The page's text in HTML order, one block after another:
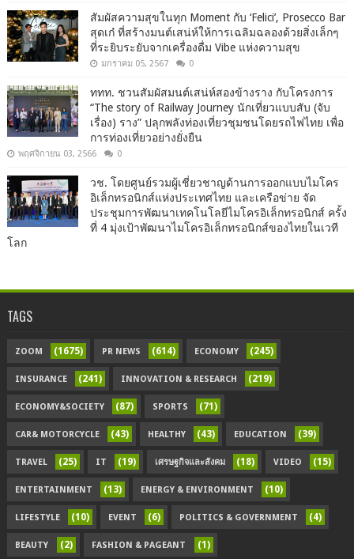
สัมผัสความสุขในทุก Moment กับ ‘Felici’, Prosecco Bar
สุดเก๋ ที่สร้างมนต์เสน่ห์ให้การเฉลิมฉลองด้วยสิ่งเล็กๆ
ที่ระยิบระยับจากเครื่องดื่ม Vibe แห่งความสุข
มกราคม 05, 2567 0
ททท. ชวนสัมผัสมนต์เสน่ห์สองข้างราง กับโครงการ
“The story of Railway Journey นักเที่ยวแบบสับ (จับ
เรื่อง) ราง” ปลุกพลังท่องเที่ยวชุมชนโดยรถไฟไทย เพื่อ
การท่องเที่ยวอย่างยั่งยืน
พฤศจิกายน 03, 2566 0
วช. โดยศูนย์รวมผู้เชี่ยวชาญด้านการออกแบบไมโคร
อิเล็กทรอนิกส์แห่งประเทศไทย และเครือข่าย จัด
ประชุมการพัฒนาเทคโนโลยีไมโครอิเล็กทรอนิกส์ ครั้ง
ที่ 4 มุ่งเป้าพัฒนาไมโครอิเล็กทรอนิกส์ของไทยในเวที
โลก
TAGS
ZOOM (1675) PR NEWS (614) ECONOMY (245)
INSURANCE (241) INNOVATION & RESEARCH (219)
ECONOMY&SOCIETY (87) SPORTS (71)
CAR& MOTORCYCLE (43) HEALTHY (43) EDUCATION (39)
TRAVEL (25) IT (19) เศรษฐกิจและสังคม (18) VIDEO (15)
ENTERTAINMENT (13) ENERGY & ENVIRONMENT (10)
LIFESTYLE (10) EVENT (6) POLITICS & GOVERNMENT (4)
BEAUTY (2) FASHION & PAGEANT (1)